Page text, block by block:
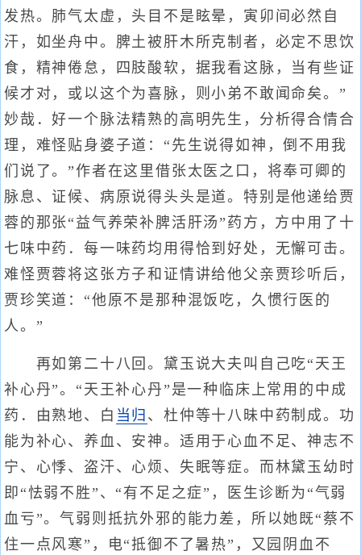
发热。肺气太虚，头目不是眩晕，寅卯间必然自
汗，如坐舟中。脾土被肝木所克制者，必定不思饮
食，精神倦怠，四肢酸软，据我看这脉，当有些证
候才对，或以这个为喜脉，则小弟不敢闻命矣。”
妙哉．好一个脉法精熟的高明先生，分析得合情合
理，难怪贴身婆子道：“先生说得如神，倒不用我
们说了。”作者在这里借张太医之口，将奉可卿的
脉息、证候、病原说得头头是道。特别是他递给贾
蓉的那张“益气养荣补脾活肝汤”药方，方中用了十
七味中药．每一味药均用得恰到好处，无懈可击。
难怪贾蓉将这张方子和证情讲给他父亲贾珍听后，
贾珍笑道：“他原不是那种混饭吃，久惯行医的
人。”
再如第二十八回。黛玉说大夫叫自己吃“天王
补心丹”。“天王补心丹”是一种临床上常用的中成
药．由熟地、白 当归 、杜仲等十八昧中药制成。功
能为补心、养血、安神。适用于心血不足、神志不
宁、心悸、盗汗、心烦、失眠等症。而林黛玉幼时
即“怯弱不胜”、“有不足之症”，医生诊断为“气弱
血亏”。气弱则抵抗外邪的能力差，所以她既“蔡不
住一点风寒”，电“抵御不了暑热”，又园阴血不